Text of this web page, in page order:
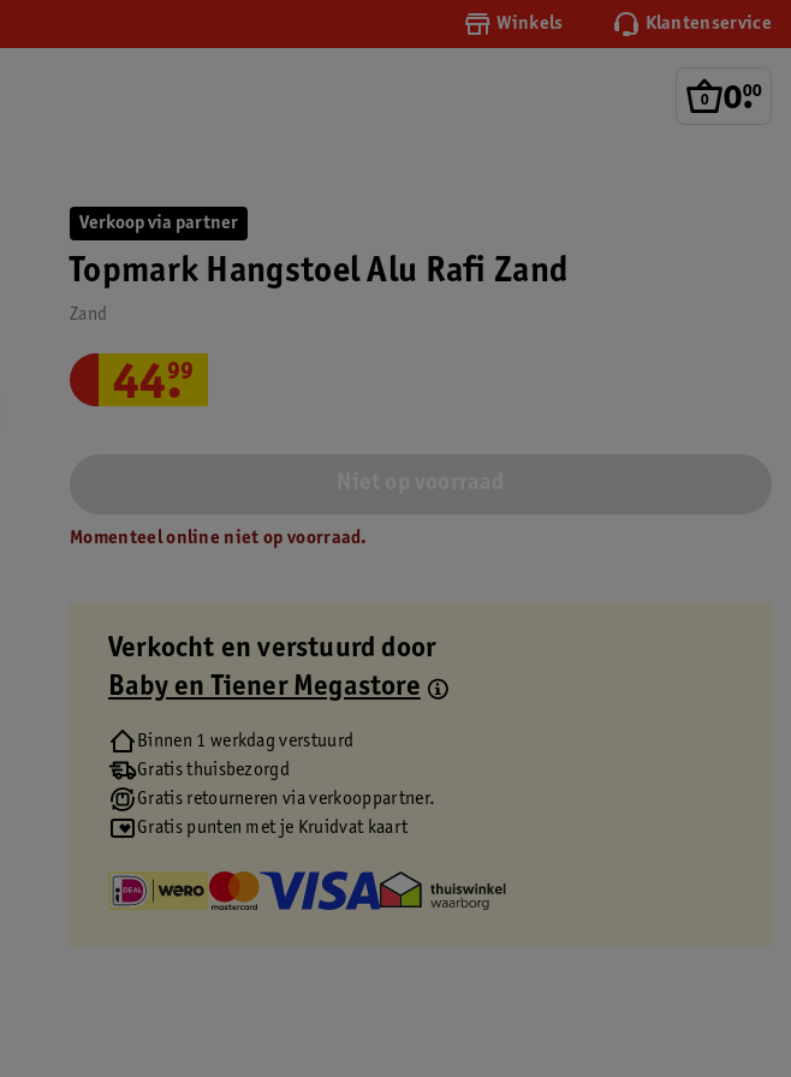
Winkels Klantenservice
0.
00
Verkoop via partner
Topmark Hangstoel Alu Rafi Zand
Zand
44.
99
Momenteel online niet op voorraad.
Verkocht en verstuurd door
Baby en Tiener Megastore
Binnen 1 werkdag verstuurd
Gratis thuisbezorgd
Gratis retourneren via verkooppartner.
Gratis punten met je Kruidvat kaart